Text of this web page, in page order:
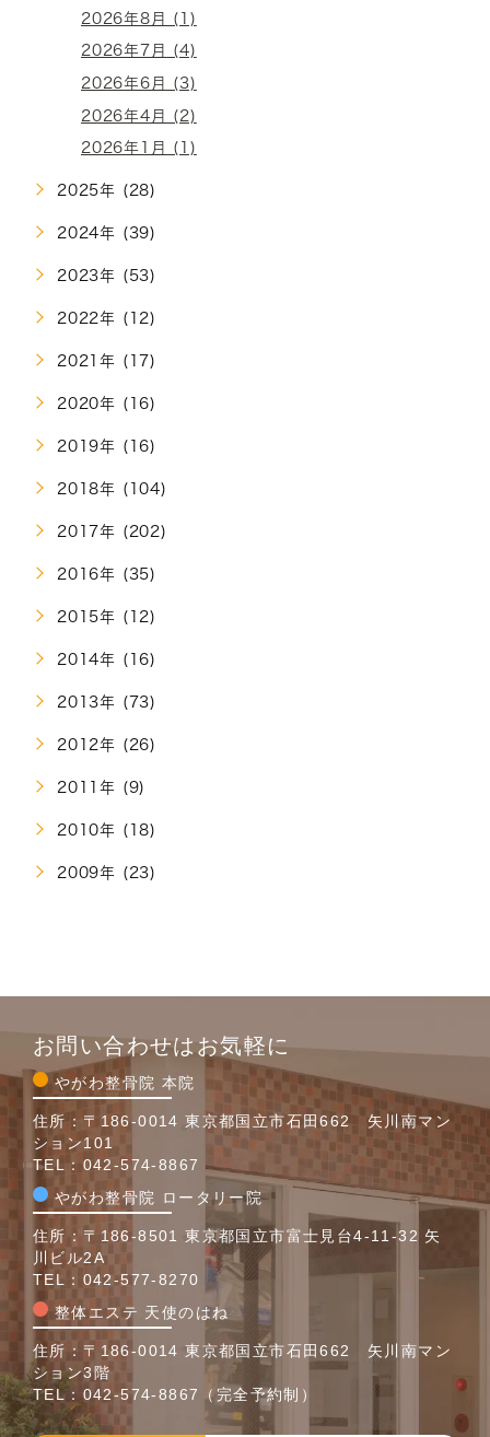
2026年8月 (1)
2026年7月 (4)
2026年6月 (3)
2026年4月 (2)
2026年1月 (1)
2025年 (28)
2024年 (39)
2023年 (53)
2022年 (12)
2021年 (17)
2020年 (16)
2019年 (16)
2018年 (104)
2017年 (202)
2016年 (35)
2015年 (12)
2014年 (16)
2013年 (73)
2012年 (26)
2011年 (9)
2010年 (18)
2009年 (23)
お問い合わせはお気軽に
やがわ整骨院 本院
住所：〒186-0014 東京都国立市石田662 矢川南マン
ション101
TEL： 042-574-8867
やがわ整骨院 ロータリー院
住所：〒186-8501 東京都国立市富士見台4-11-32 矢
川ビル2A
TEL： 042-577-8270
整体エステ 天使のはね
住所：〒186-0014 東京都国立市石田662 矢川南マン
ション3階
TEL： 042-574-8867 （完全予約制）